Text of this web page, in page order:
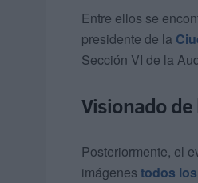
Entre ellos se
presidente de la
Sección VI de la
Visionado
Posteriormente, el
imágenes todos